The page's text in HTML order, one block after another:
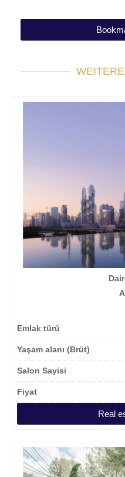
Emlak türü
Yaşam alanı (Brüt)
Salon Sayisi
Fiyat
Real